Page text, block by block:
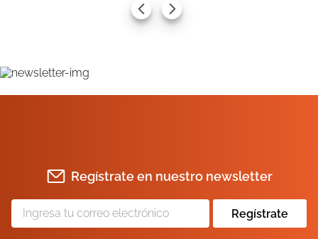
Regístrate en nuestro newsletter
Regístrate